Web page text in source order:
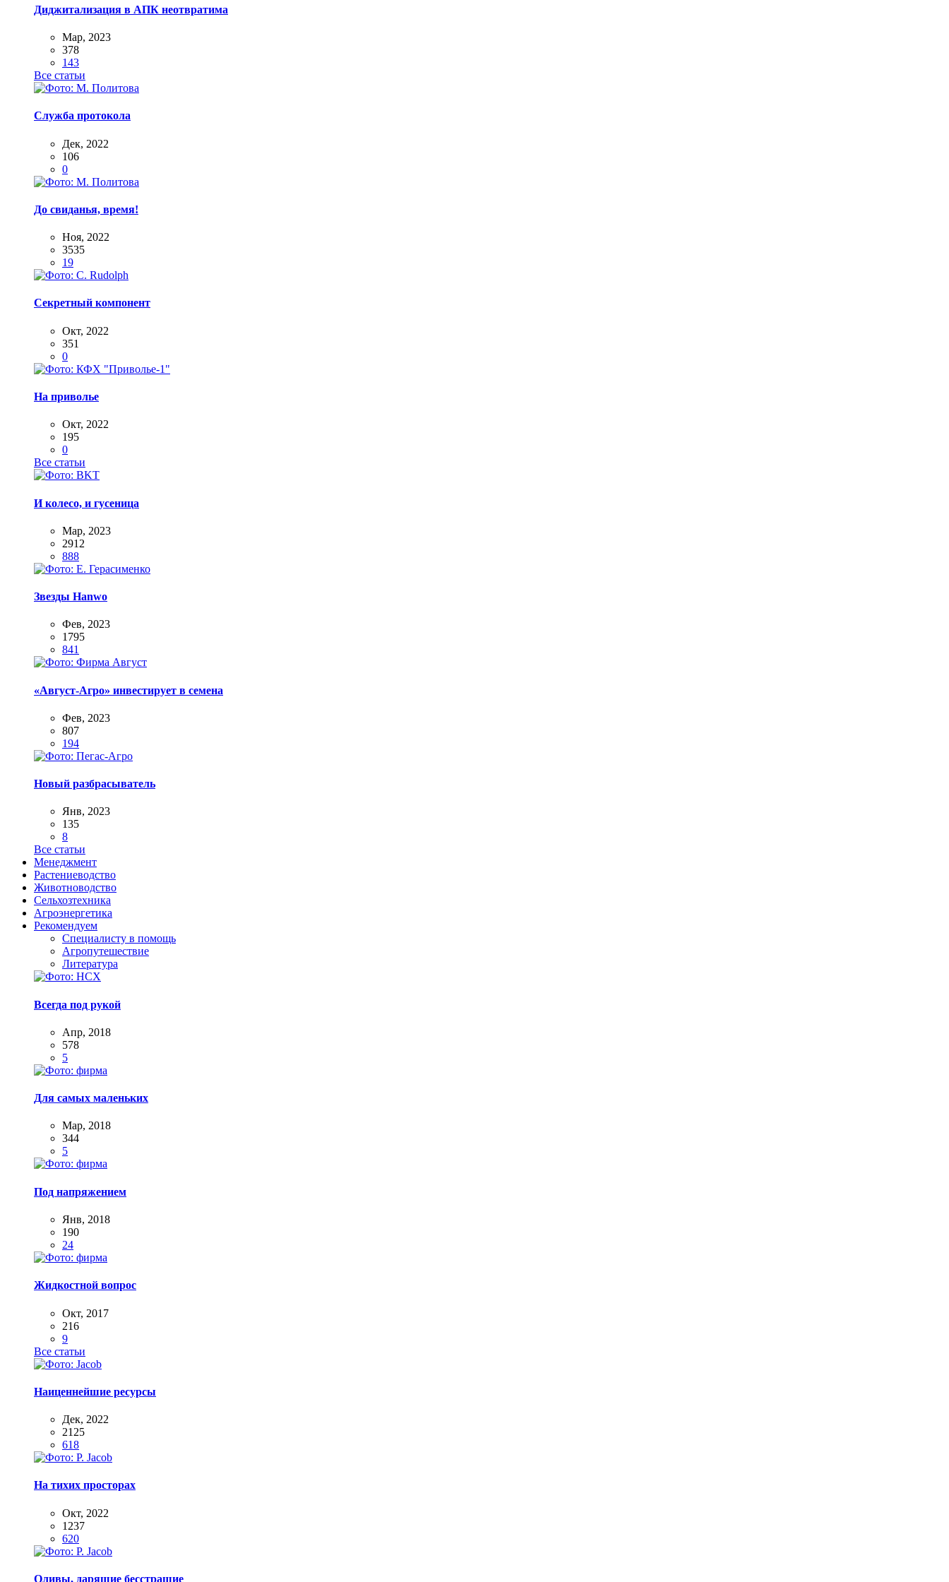
Диджитализация в АПК неотвратима
Мар, 2023
378
143
Все статьи
Служба протокола
Дек, 2022
106
0
До свиданья, время!
Ноя, 2022
3535
19
Секретный компонент
Окт, 2022
351
0
На приволье
Окт, 2022
195
0
Все статьи
И колесо, и гусеница
Мар, 2023
2912
888
Звезды Hanwo
Фев, 2023
1795
841
«Август-Агро» инвестирует в семена
Фев, 2023
807
194
Новый разбрасыватель
Янв, 2023
135
8
Все статьи
Менеджмент
Растениеводство
Животноводство
Сельхозтехника
Агроэнергетика
Рекомендуем
Специалисту в помощь
Агропутешествие
Литература
Всегда под рукой
Апр, 2018
578
5
Для самых маленьких
Мар, 2018
344
5
Под напряжением
Янв, 2018
190
24
Жидкостной вопрос
Окт, 2017
216
9
Все статьи
Наиценнейшие ресурсы
Дек, 2022
2125
618
На тихих просторах
Окт, 2022
1237
620
Оливы, дарящие бесстрашие